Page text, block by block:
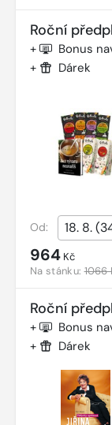
Roční
+ Bonus
+ Dárek
Od:
964 Kč
Na stánku:1066
Roční
+ Bonus
+ Dárek